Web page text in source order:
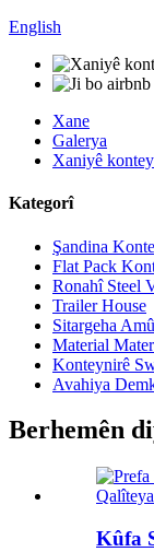
English
Xane
Galerya
Xaniyê
Kategorî
Şandina
Flat Pack
Ronahî Steel
Trailer House
Sitargeha
Material
Konteynirê
Avahiya
Berhemên
Kûfa